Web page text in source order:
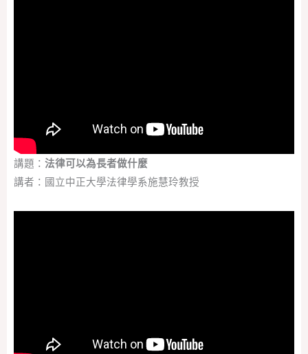
講題： 法律可以為長者做什麼
講者：國立中正大學法律學系施慧玲教授